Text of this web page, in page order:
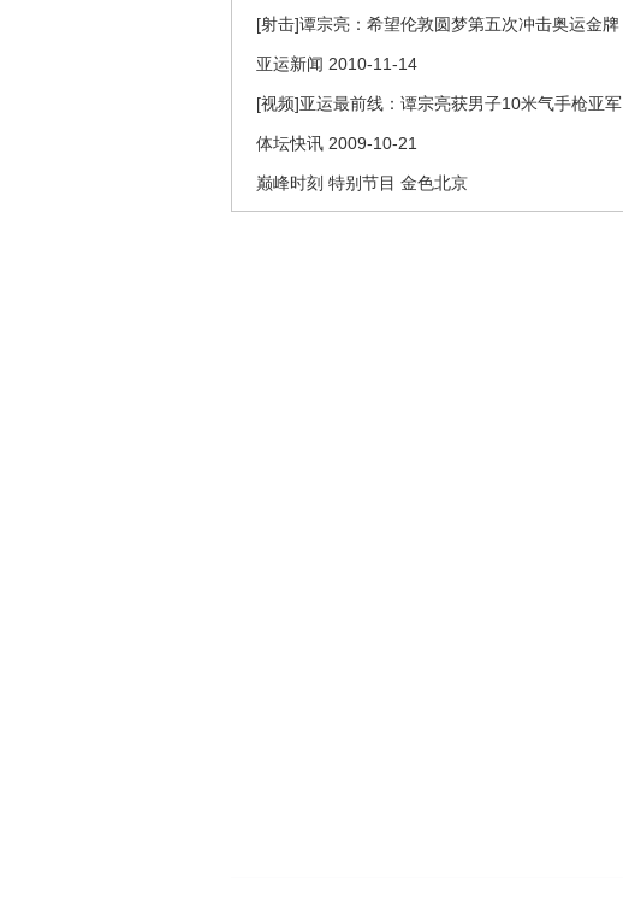
[射击]谭宗亮：希望伦敦圆梦第五次冲击奥运金牌
亚运新闻 2010-11-14
[视频]亚运最前线：谭宗亮获男子10米气手枪亚军
体坛快讯 2009-10-21
巅峰时刻 特别节目 金色北京